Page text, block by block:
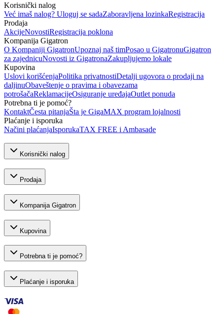
Korisnički nalog
Već imaš nalog? Uloguj se sadaZaboravljena lozinkaRegistracija
Prodaja
AkcijeNovostiRegistracija poklona
Kompanija Gigatron
O Kompaniji GigatronUpoznaj naš timPosao u GigatronuGigatron
za zajednicuNovosti iz GigatronaZakupljujemo lokale
Kupovina
Uslovi korišćenjaPolitika privatnostiDetalji ugovora o prodaji na
daljinuObaveštenje o pravima i obavezama
potrošačaReklamacijeOsiguranje uređajaOutlet ponuda
Potrebna ti je pomoć?
KontaktČesta pitanjaŠta je GigaMAX program lojalnosti
Plaćanje i isporuka
Načini plaćanjaIsporukaTAX FREE i Ambasade
Korisnički nalog
Prodaja
Kompanija Gigatron
Kupovina
Potrebna ti je pomoć?
Plaćanje i isporuka